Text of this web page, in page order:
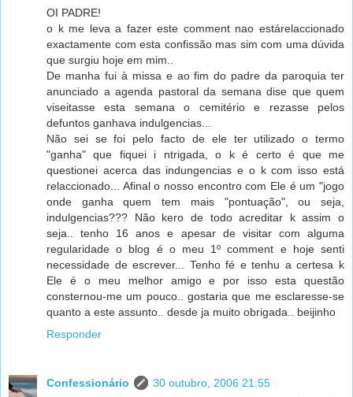
OI PADRE!
o k me leva a fazer este comment nao estárelaccionado
exactamente com esta confissão mas sim com uma dúvida
que surgiu hoje em mim..
De manha fui à missa e ao fim do padre da paroquia ter
anunciado a agenda pastoral da semana dise que quem
viseitasse esta semana o cemitério e rezasse pelos
defuntos ganhava indulgencias...
Não sei se foi pelo facto de ele ter utilizado o termo
"ganha" que fiquei i ntrigada, o k é certo é que me
questionei acerca das indungencias e o k com isso está
relaccionado... Afinal o nosso encontro com Ele é um "jogo
onde ganha quem tem mais "pontuação", ou seja,
indulgencias??? Não kero de todo acreditar k assim o
seja.. tenho 16 anos e apesar de visitar com alguma
regularidade o blog é o meu 1º comment e hoje senti
necessidade de escrever... Tenho fé e tenhu a certesa k
Ele é o meu melhor amigo e por isso esta questão
consternou-me um pouco.. gostaria que me esclaresse-se
quanto a este assunto.. desde ja muito obrigada.. beijinho
Responder
Confessionário
30 outubro, 2006 21:55